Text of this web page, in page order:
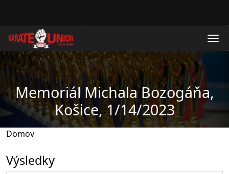
Memoriál Michala Bozogáňa,
Košice, 1/14/2023
Domov
Výsledky